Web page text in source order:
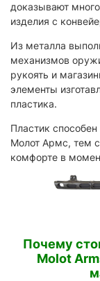
доказывают
изделия с
Из металла
механизмов
рукоять и
элементы
пластика.
Пластик
Молот Армс, тем
комфорте в
Почему
Molot